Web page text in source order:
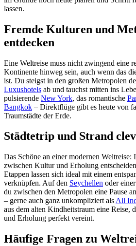
lassen.
Fremde Kulturen und
entdecken
Eine Weltreise muss nicht zwingend eine
Kontinente hinweg sein, auch wenn das
ist. Du steigst in den großen Metropolen
Luxushotels ab und tauchst mitten ins
pulsierende New York, das romantische
Bangkok – Direktflüge gibt es heute von
Traumstädte der Erde.
Städtetrip und Strand
Das Schöne an einer modernen Weltreise:
zwischen Kultur und Erholung
Etappen lassen sich ideal mit einem
verknüpfen. Auf den Seychellen oder
du zwischen den Metropolen eine Pause
– gerne auch ganz unkompliziert als All
aus dem alten Kindheitstraum eine Reise,
und Erholung perfekt vereint.
Häufige Fragen zu